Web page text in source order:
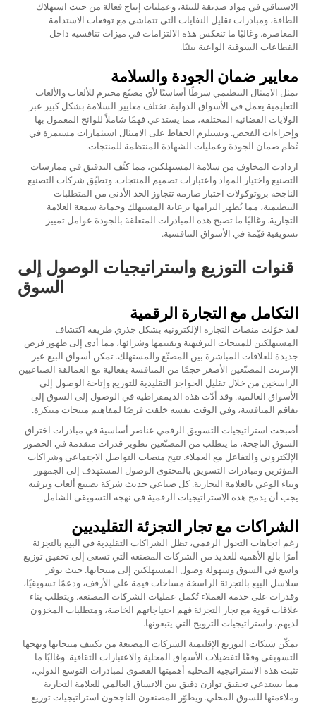
الاستباقي في مواد صديقة للبيئة، وعمليات إنتاج فعالة من حيث استهلاك
الطاقة، ومبادرات تقليل النفايات التي تتماشى مع توقعات الاستدامة
المعاصرة. وغالبًا ما تنعكس هذه الالتزامات في ميزات تنافسية داخل
القطاعات السوقية الواعية بيئيًا.
معايير ضمان الجودة والسلامة
تمثل الامتثال التنظيمي شرطًا أساسيًا لأي مصنّع محترم للألعاب والألعاب
التعليمية يعمل في الأسواق الدولية. تختلف معايير السلامة بشكل كبير عبر
الولايات القضائية المختلفة، مما يستدعي فهمًا شاملاً للوائح المعمول بها
وإجراءات الفحص. ويستلزم الحفاظ على الامتثال استثمارات مستمرة في
نُظم ضمان الجودة وعمليات الشهادة المنتظمة للمنتجات.
ازدادت المخاوف من سلامة المستهلكين، مما كثّف التدقيق في ممارسات
التصنيع واختيار المواد واعتبارات تصميم المنتجات. وتطبّق شركات التصنيع
الناجحة بروتوكولات اختبار صارمة تتجاوز الحد الأدنى من المتطلبات
التنظيمية، مما يُظهر التزامها برعاية المستهلك وحماية سمعة العلامة
التجارية. وغالبًا ما تصبح هذه المبادرات المتعلقة بالجودة عوامل تمييز
تسويقية قيّمة في الأسواق التنافسية.
قنوات التوزيع واستراتيجيات الوصول إلى
السوق
التكامل مع التجارة الرقمية
لقد حوّلت منصات التجارة الإلكترونية بشكل جذري طريقة اكتشاف
المستهلكين للمنتجات الترفيهية وتقييمها وشرائها، مما أدى إلى ظهور فرص
جديدة للعلاقات المباشرة بين المصنّع والمستهلك. تمكن أسواق البيع عبر
الإنترنت المصنّعين الأصغر حجمًا من المنافسة بفعالية مع العمالقة الصناعيين
الراسخين من خلال تقليل الحواجز التقليدية للتوزيع وإتاحة الوصول إلى
الأسواق العالمية. وقد أدّت هذه الديمقراطية في الوصول إلى السوق إلى
تفاقم المنافسة، وفي الوقت نفسه خلقت فرصًا لمفاهيم منتجات مبتكرة.
أصبحت استراتيجيات التسويق الرقمي عناصر أساسية في مبادرات اختراق
السوق الناجحة، ما يتطلب من المصنّعين تطوير قدرات متقدمة في الحضور
الإلكتروني والتفاعل مع العملاء. تتيح منصات التواصل الاجتماعي وشراكات
المؤثرين ومبادرات التسويق بالمحتوى الوصول المستهدف إلى الجمهور
وبناء الوعي بالعلامة التجارية. كل صناعي حديث شركة تصنيع ألعاب وترفيه
يجب أن يدمج هذه الاستراتيجيات الرقمية في نهجه التسويقي الشامل.
الشراكات مع تجار التجزئة التقليديين
رغم اتجاهات التحول الرقمي، تظل الشراكات التقليدية في البيع بالتجزئة
أمرًا بالغ الأهمية للعديد من الشركات المصنعة التي تسعى إلى تحقيق توزيع
واسع في السوق وسهولة وصول المستهلكين إلى منتجاتها. حيث توفر
سلاسل البيع بالتجزئة الراسخة مساحات قيمة على الأرفف، ودعمًا تسويقيًا،
وقدرات على خدمة العملاء تُكمل عمليات الشركات المصنعة. ويتطلب بناء
علاقات قوية مع تجار التجزئة فهم احتياجاتهم الخاصة، ومتطلبات المخزون
لديهم، واستراتيجيات الترويج التي يتبعونها.
تمكّن شبكات التوزيع الإقليمية الشركات المصنعة من تكييف منتجاتها ونهجها
التسويقي وفقًا لتفضيلات الأسواق المحلية والاعتبارات الثقافية. وغالبًا ما
تثبت هذه الاستراتيجية المحلية أهميتها القصوى لمبادرات التوسع الدولي،
مما يستدعي تحقيق توازن دقيق بين الاتساق العالمي للعلامة التجارية
وملاءمتها للسوق المحلي. ويطوّر المصنعون الناجحون استراتيجيات توزيع